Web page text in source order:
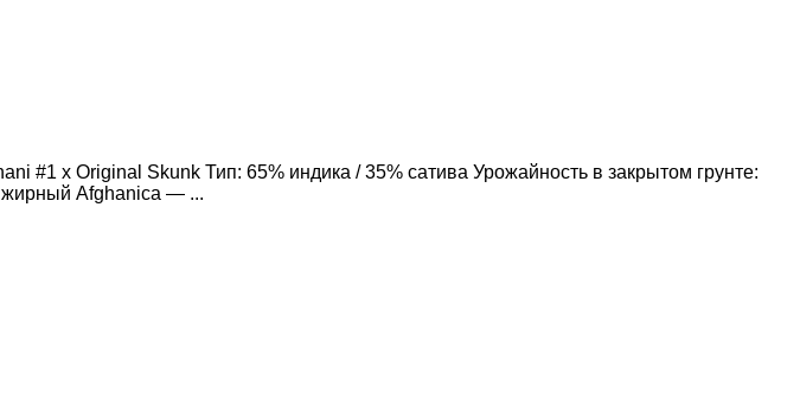
#1 x Original Skunk Тип: 65% индика / 35% сатива Урожайность в закрытом грунте:
жирный Afghanica — ...